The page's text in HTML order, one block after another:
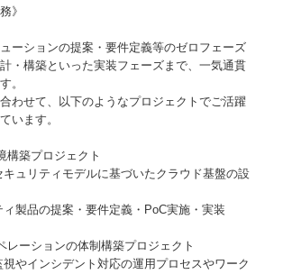
》
ーションの提案・要件定義等のゼロフェーズ
・構築といった実装フェーズまで、一気通貫
。
わせて、以下のようなプロジェクトでご活躍
います。​
構築プロジェクト​
ュリティモデルに基づいたクラウド基盤の設
製品の提案・要件定義・PoC実施・実装​
レーションの体制構築プロジェクト​
やインシデント対応の運用プロセスやワーク